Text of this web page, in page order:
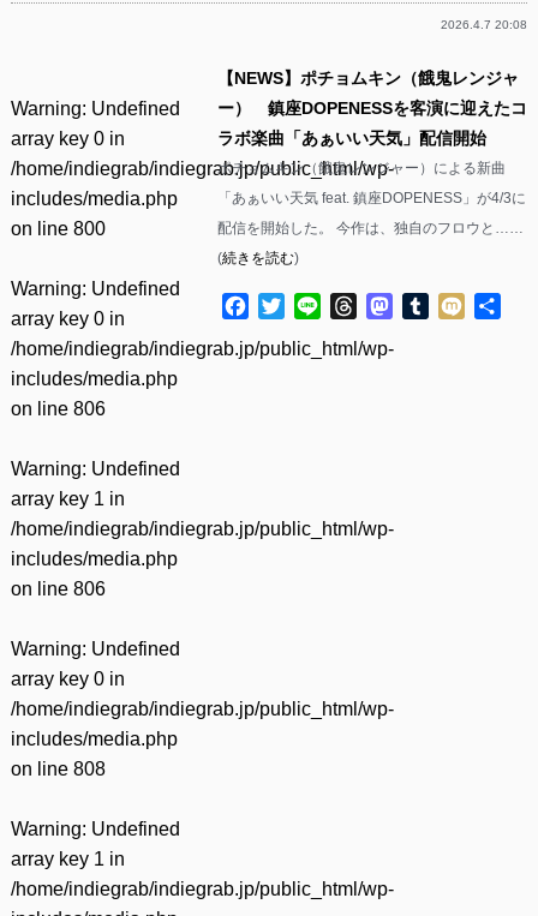
2026.4.7 20:08
Warning: Undefined
array key 0 in
/home/indiegrab/indiegrab.jp/public_html/wp-
includes/media.php
on line 800
Warning: Undefined
array key 0 in
/home/indiegrab/indiegrab.jp/public_html/wp-
includes/media.php
on line 806
Warning: Undefined
array key 1 in
/home/indiegrab/indiegrab.jp/public_html/wp-
includes/media.php
on line 806
Warning: Undefined
array key 0 in
/home/indiegrab/indiegrab.jp/public_html/wp-
includes/media.php
on line 808
Warning: Undefined
array key 1 in
/home/indiegrab/indiegrab.jp/public_html/wp-
【NEWS】ポチョムキン（餓鬼レンジャ
ー） 鎮座DOPENESSを客演に迎えたコ
ラボ楽曲「あぁいい天気」配信開始
ポチョムキン（餓鬼レンジャー）による新曲
「あぁいい天気 feat. 鎮座DOPENESS」が4/3に
配信を開始した。 今作は、独自のフロウと……
(続きを読む)
Facebook
TwitterLine ThreadsMastodon
Tumblr
Mixi